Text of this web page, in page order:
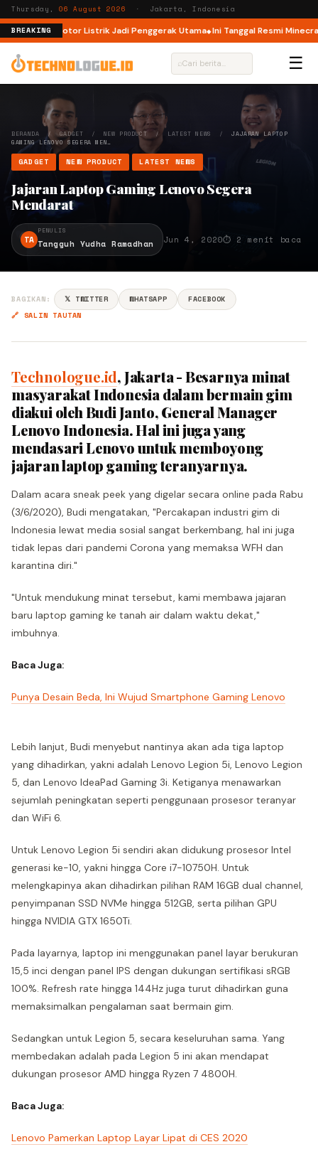
Thursday,06 August 2026 · Jakarta, Indonesia
BREAKING
M6 DM, Motor Listrik Jadi Penggerak Utama Ini Tanggal Resmi Minecraft
⌕ ☰
BERANDA / GADGET / NEW PRODUCT / LATEST NEWS /JAJARAN LAPTOP
GAMING LENOVO SEGERA MEN…
GADGET NEW PRODUCT LATEST NEWS
Jajaran Laptop Gaming Lenovo Segera
Mendarat
TA
PENULIS
Tangguh Yudha Ramadhan Jun 4, 2020⏱ 2 menit baca
BAGIKAN: 𝕏 TWITTER WHATSAPP
FACEBOOK
🔗 SALIN TAUTAN
Technologue.id, Jakarta - Besarnya minat
masyarakat Indonesia dalam bermain gim
diakui oleh Budi Janto, General Manager
Lenovo Indonesia. Hal ini juga yang
mendasari Lenovo untuk memboyong
jajaran laptop gaming teranyarnya.
Dalam acara sneak peek yang digelar secara online pada Rabu
(3/6/2020), Budi mengatakan, "Percakapan industri gim di
Indonesia lewat media sosial sangat berkembang, hal ini juga
tidak lepas dari pandemi Corona yang memaksa WFH dan
karantina diri."
"Untuk mendukung minat tersebut, kami membawa jajaran
baru laptop gaming ke tanah air dalam waktu dekat,"
imbuhnya.
Baca Juga:
Punya Desain Beda, Ini Wujud Smartphone Gaming Lenovo
Lebih lanjut, Budi menyebut nantinya akan ada tiga laptop
yang dihadirkan, yakni adalah Lenovo Legion 5i, Lenovo Legion
5, dan Lenovo IdeaPad Gaming 3i. Ketiganya menawarkan
sejumlah peningkatan seperti penggunaan prosesor teranyar
dan WiFi 6.
Untuk Lenovo Legion 5i sendiri akan didukung prosesor Intel
generasi ke-10, yakni hingga Core i7-10750H. Untuk
melengkapinya akan dihadirkan pilihan RAM 16GB dual channel,
penyimpanan SSD NVMe hingga 512GB, serta pilihan GPU
hingga NVIDIA GTX 1650Ti.
Pada layarnya, laptop ini menggunakan panel layar berukuran
15,5 inci dengan panel IPS dengan dukungan sertifikasi sRGB
100%. Refresh rate hingga 144Hz juga turut dihadirkan guna
memaksimalkan pengalaman saat bermain gim.
Sedangkan untuk Legion 5, secara keseluruhan sama. Yang
membedakan adalah pada Legion 5 ini akan mendapat
dukungan prosesor AMD hingga Ryzen 7 4800H.
Baca Juga:
Lenovo Pamerkan Laptop Layar Lipat di CES 2020